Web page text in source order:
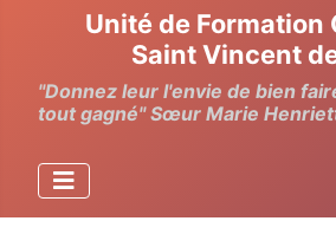
Unité de Formation
Saint Vincent
"Donnez leur l'envie de bien
tout gagné" Sœur Marie